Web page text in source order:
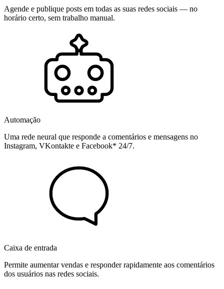
Agende e publique posts em todas as suas redes sociais — no
horário certo, sem trabalho manual.
Automação
Uma rede neural que responde a comentários e mensagens no
Instagram, VKontakte e Facebook* 24/7.
Caixa de entrada
Permite aumentar vendas e responder rapidamente aos comentários
dos usuários nas redes sociais.